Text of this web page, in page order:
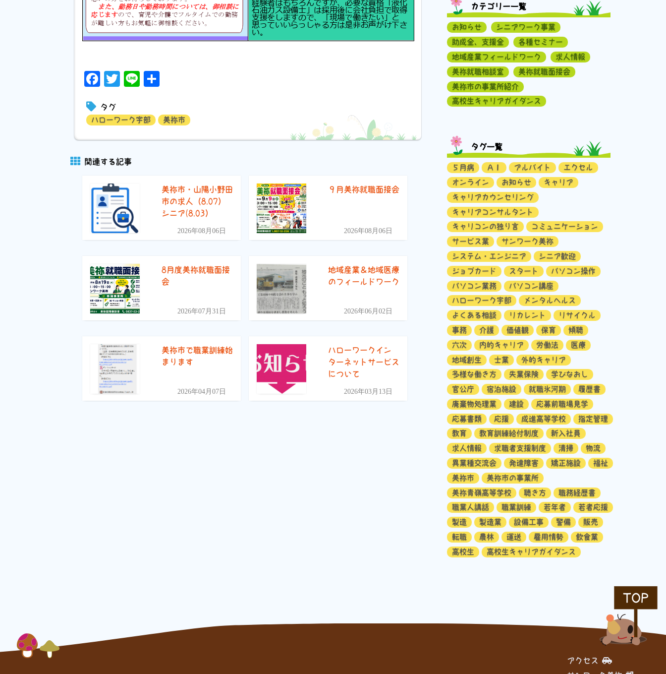
Facebook
Twitter
Line
タグ
ハローワーク宇部 美祢市
関連する記事
美祢市・山陽小野田
市の求人（8.07）
シニア(8.03）
2026年08月06日
９月美祢就職面接会
2026年08月06日
8月度美祢就職面接
会
2026年07月31日
地域産業＆地域医療
のフィールドワーク
2026年06月02日
美祢市で職業訓練始
まります
2026年04月07日
ハローワークイン
ターネットサービス
について
2026年03月13日
カテゴリー一覧
お知らせ
シニアワーク事業
助成金、支援金
各種セミナー
地域産業フィールドワーク
求人情報
美祢就職相談室
美祢就職面接会
美祢市の事業所紹介
高校生キャリアガイダンス
タグ一覧
５月病 ＡＩ アルバイト
エクセル
オンライン
お知らせ
キャリア
キャリアカウンセリング
キャリアコンサルタント
キャリコンの独り言
コミュニケーション
サービス業
サンワーク美祢
システム・エンジニア
シニア歓迎
ジョブカード
スタート
パソコン操作
パソコン業務
パソコン講座
ハローワーク宇部
メンタルヘルス
よくある相談
リカレント
リサイクル
事務
介護 価値観 保育
傾聴
六次
内的キャリア 労働法
医療
地域創生
士業
外的キャリア
多様な働き方
失業保険
学びなおし
官公庁
宿泊施設 就職氷河期
履歴書
廃棄物処理業
建設
応募前職場見学
応募書類
応援 成進高等学校
指定管理
教育
教育訓練給付制度
新入社員
求人情報
求職者支援制度 清掃
物流
異業種交流会
発達障害 矯正施設
福祉
美祢市
美祢市の事業所
美祢青嶺高等学校
聴き方
職務経歴書
職業人講話
職業訓練 若年者
若者応援
製造
製造業 設備工事 警備
販売
転職
農林 運送 雇用情勢
飲食業
高校生
高校生キャリアガイダンス
TOP
アクセス